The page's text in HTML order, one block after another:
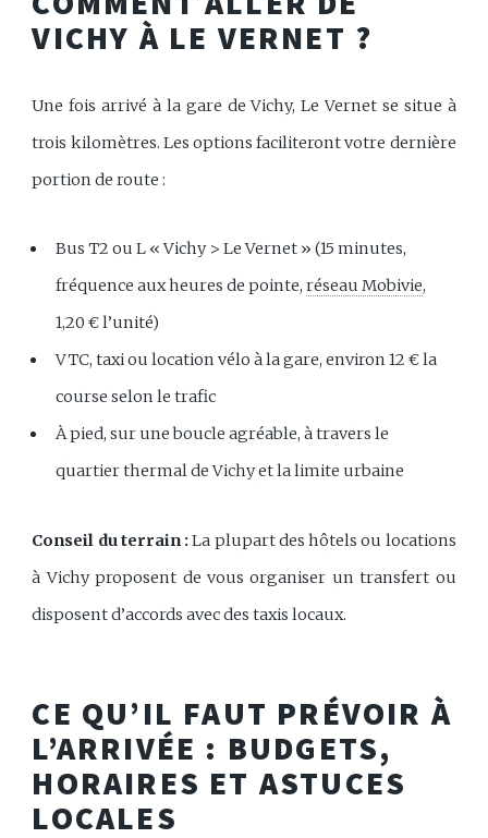
VICHY À LE VERNET ?
Une fois arrivé à la gare de Vichy, Le Vernet se situe à
trois kilomètres. Les options faciliteront votre dernière
portion de route :
Bus T2 ou L « Vichy > Le Vernet » (15 minutes,
fréquence aux heures de pointe,réseau Mobivie,
1,20 € l’unité)
VTC, taxi ou location vélo à la gare, environ 12 € la
course selon le trafic
À pied, sur une boucle agréable, à travers le
quartier thermal de Vichy et la limite urbaine
Conseil du terrain :La plupart des hôtels ou locations
à Vichy proposent de vous organiser un transfert ou
disposent d’accords avec des taxis locaux.
CE QU’IL FAUT PRÉVOIR À
L’ARRIVÉE : BUDGETS,
HORAIRES ET ASTUCES
LOCALES